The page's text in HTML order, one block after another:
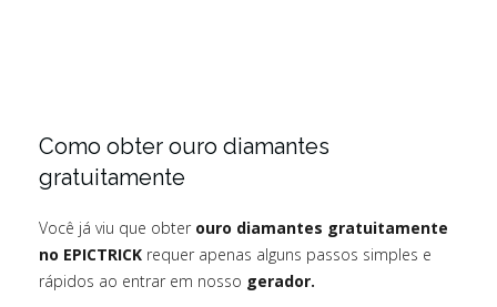
Como obter ouro diamantes
gratuitamente
Você já viu que obter ouro diamantes gratuitamente
no EPICTRICK requer apenas alguns passos simples e
rápidos ao entrar em nosso gerador.